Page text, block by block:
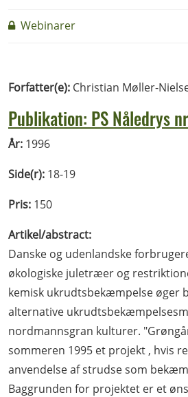
Webinarer
Forfatter(e): Christian Møller-
Publikation: PS Nåledrys
År: 1996
Side(r): 18-19
Pris: 150
Artikel/abstract:
Danske og udenlandske
økologiske juletræer og
kemisk ukrudtsbekæmpelse øger
alternative
nordmannsgran kulturer.
sommeren 1995 et projekt , hvis
anvendelse af strudse som
Baggrunden for projektet er et